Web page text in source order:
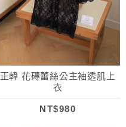
正韓 花磚蕾絲公主袖透肌上
衣
NT$980